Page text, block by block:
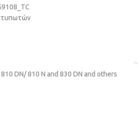
DN/ 810 N and 830 DN and others